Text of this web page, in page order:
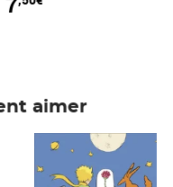
aimer
Prix 7,50€